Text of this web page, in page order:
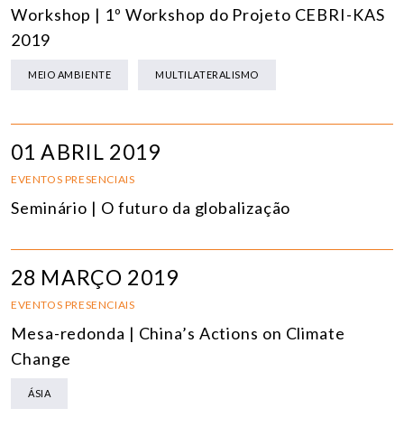
Workshop | 1º Workshop do Projeto CEBRI-KAS
2019
MEIO AMBIENTE MULTILATERALISMO
01 ABRIL 2019
EVENTOS PRESENCIAIS
Seminário | O futuro da globalização
28 MARÇO 2019
EVENTOS PRESENCIAIS
Mesa-redonda | China’s Actions on Climate
Change
ÁSIA